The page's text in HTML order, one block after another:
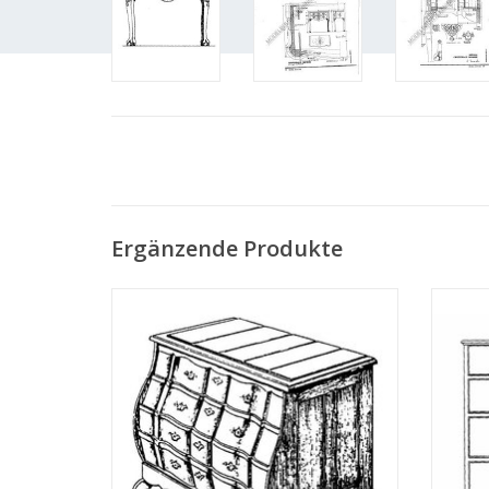
Ergänzende Produkte
Bauzeichnung Maßstab 1 : N/A (45.18.001)
ZUM WARENKORB HINZUFÜGEN